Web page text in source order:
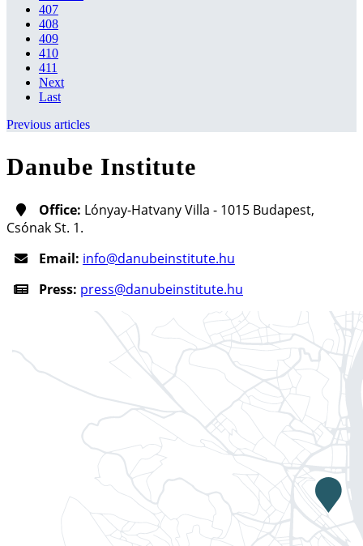
407
408
409
410
411
Next
Last
Previous articles
Danube Institute
Office: Lónyay-Hatvany Villa - 1015 Budapest,
Csónak St. 1.
Email: info@danubeinstitute.hu
Press: press@danubeinstitute.hu